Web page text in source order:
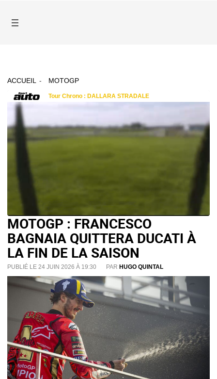
ACCUEIL MOTOGP
MOTOGP : FRANCESCO
BAGNAIA QUITTERA DUCATI À
LA FIN DE LA SAISON
PUBLIÉ LE 24 JUIN 2026 À 19:30 PAR HUGO QUINTAL